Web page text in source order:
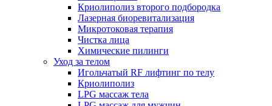
Криолиполиз второго подбородка
Лазерная биоревитализация
Микротоковая терапия
Чистка лица
Химические пилинги
Уход за телом
Игольчатый RF лифтинг по телу
Криолиполиз
LPG массаж тела